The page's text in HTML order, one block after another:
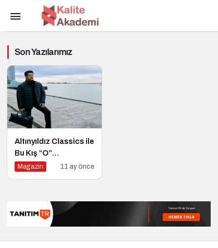
Son Yazılarımız
Altınyıldız Classics ile
Bu Kış “O”
konuşulacak
Magazin 11 ay önce